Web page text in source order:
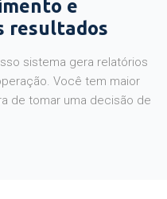
e
resultados
sistema gera relatórios
Você tem maior
de tomar uma decisão de